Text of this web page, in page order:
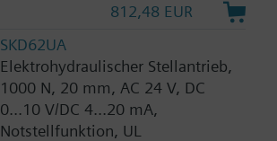
812,48 EUR
SKD62UA
Elektrohydraulischer Stellantrieb,
1000 N, 20 mm, AC 24 V, DC
0...10 V/DC 4...20 mA,
Notstellfunktion, UL